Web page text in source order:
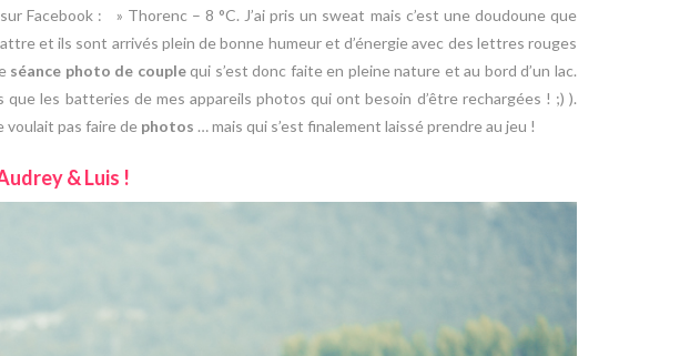
Facebook : » Thorenc – 8 °C. J’ai pris un sweat mais c’est une doudoune que
et ils sont arrivés plein de bonne humeur et d’énergie avec des lettres rouges
séance photo de couplequi s’est donc faite en pleine nature et au bord d’un lac.
que les batteries de mes appareils photos qui ont besoin d’être rechargées ! ;) ).
voulait pas faire de photos … mais qui s’est finalement laissé prendre au jeu !
& Luis !